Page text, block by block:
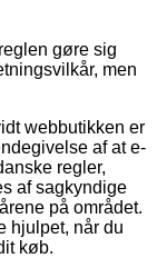
gøre sig
men
webbutikken er
af at e-
regler,
af sagkyndige
på området.
hjulpet, når du
køb.